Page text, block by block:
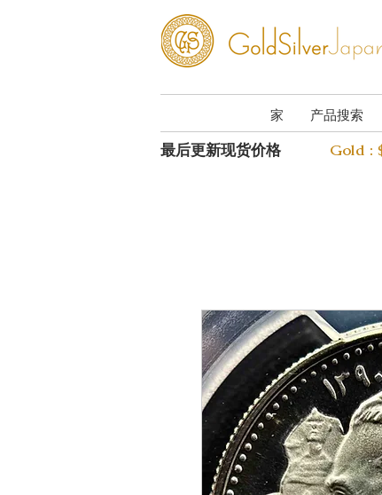
家 产品搜索
最后更新现货价格 Gold :